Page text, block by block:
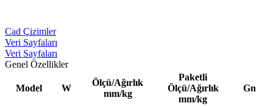
Cad Çizimler
Veri Sayfaları
Veri Sayfaları
Genel Özellikler
Model W
Ölçü/Ağırlık
mm/kg
Paketli
Ölçü/Ağırlık
mm/kg
Gn